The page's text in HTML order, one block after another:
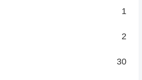
1
2
30